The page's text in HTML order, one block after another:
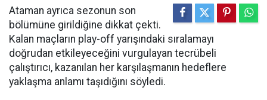
Ataman ayrıca sezonun son
bölümüne girildiğine dikkat çekti.
Kalan maçların play-off yarışındaki sıralamayı
doğrudan etkileyeceğini vurgulayan tecrübeli
çalıştırıcı, kazanılan her karşılaşmanın hedeflere
yaklaşma anlamı taşıdığını söyledi.